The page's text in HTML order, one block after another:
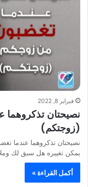
فبراير 8, 2022
نصيحتان
(زوجتكم)
نصيحتان تذكروهما عندما
يمكن تغييره هل سبق لك
أكمل القراءة »